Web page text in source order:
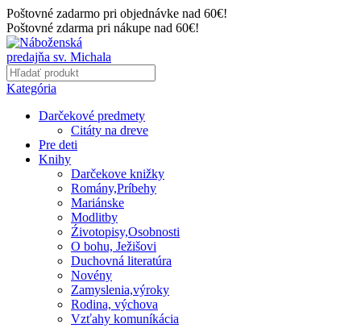
Poštovné zadarmo pri objednávke nad 60€!
Poštovné zdarma pri nákupe nad 60€!
Kategória
Darčekové predmety
Citáty na dreve
Pre deti
Knihy
Darčekove knižky
Romány,Príbehy
Mariánske
Modlitby
Źivotopisy,Osobnosti
O bohu, Ježišovi
Duchovná literatúra
Novény
Zamyslenia,výroky
Rodina, výchova
Vzťahy komuníkácia